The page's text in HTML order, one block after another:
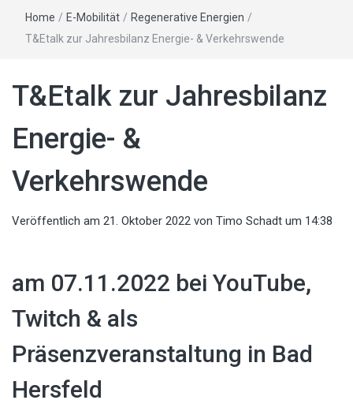
Home / E-Mobilität / Regenerative Energien /
T&Etalk zur Jahresbilanz Energie- & Verkehrswende
T&Etalk zur Jahresbilanz
Energie- &
Verkehrswende
Veröffentlich am 21. Oktober 2022 von Timo Schadt um 14:38
am 07.11.2022 bei YouTube,
Twitch & als
Präsenzveranstaltung in Bad
Hersfeld